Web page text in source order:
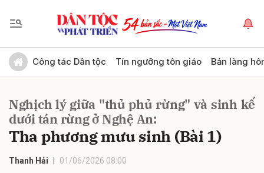
Công tác Dân tộc Tín ngưỡng tôn giáo Bản làng
Nghịch lý giữa "thủ phủ rừng" và sinh kế
dưới tán rừng ở Nghệ An:
Tha phương mưu sinh (Bài 1)
Thanh Hải 01/06/2026 08:00
Gửi bình luận